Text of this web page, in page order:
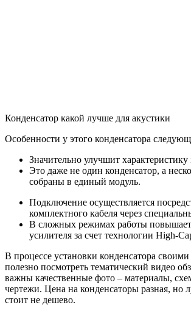
Конденсатор какой лучше для акустики
Особенности у этого конденсатора
Значительно улучшит характеристику
Это даже не один конденсатор, а
собраны в единый модуль.
Подключение осуществляется
комплектного кабеля через
В сложных режимах работы
усилителя за счет технологии High-
В процессе установки конденсатора
полезно посмотреть тематический видео
важны качественные фото – материалы,
чертежи. Цена на конденсаторы разная, но
стоит не дешево.